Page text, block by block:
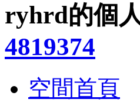
ryhrd的個
4819374
空間首頁